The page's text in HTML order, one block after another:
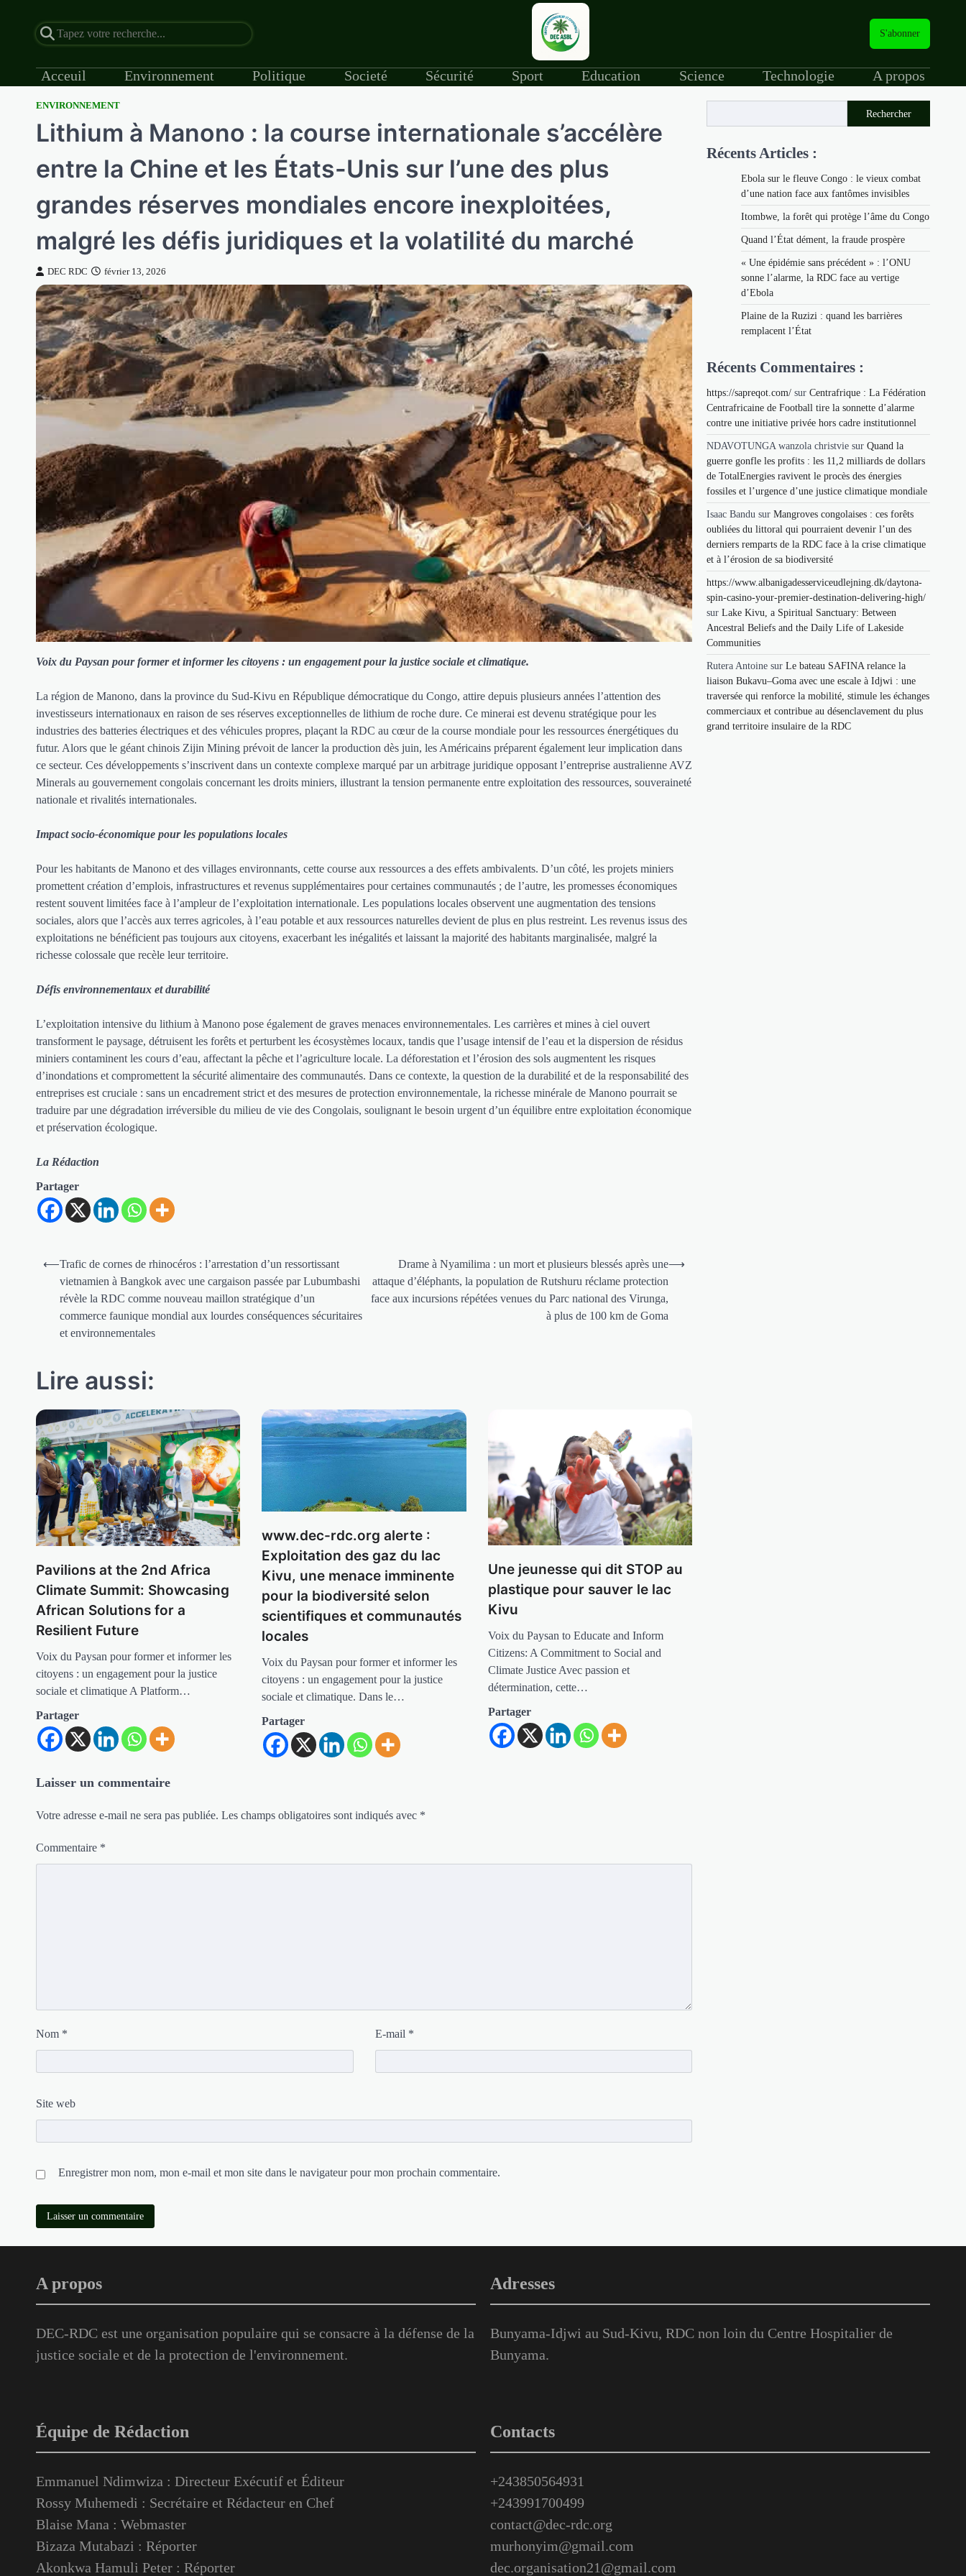
S'abonner
Acceuil Environnement Politique Societé Sécurité Sport Education Science Technologie A propos
ENVIRONNEMENT
Lithium à Manono : la course internationale s’accélère
entre la Chine et les États-Unis sur l’une des plus
grandes réserves mondiales encore inexploitées,
malgré les défis juridiques et la volatilité du marché
DEC RDC février 13, 2026
Voix du Paysan pour former et informer les citoyens : un engagement pour la justice sociale et climatique.
La région de Manono, dans la province du Sud-Kivu en République démocratique du Congo, attire depuis plusieurs années l’attention des
investisseurs internationaux en raison de ses réserves exceptionnelles de lithium de roche dure. Ce minerai est devenu stratégique pour les
industries des batteries électriques et des véhicules propres, plaçant la RDC au cœur de la course mondiale pour les ressources énergétiques du
futur. Alors que le géant chinois Zijin Mining prévoit de lancer la production dès juin, les Américains préparent également leur implication dans
ce secteur. Ces développements s’inscrivent dans un contexte complexe marqué par un arbitrage juridique opposant l’entreprise australienne AVZ
Minerals au gouvernement congolais concernant les droits miniers, illustrant la tension permanente entre exploitation des ressources, souveraineté
nationale et rivalités internationales.
Impact socio-économique pour les populations locales
Pour les habitants de Manono et des villages environnants, cette course aux ressources a des effets ambivalents. D’un côté, les projets miniers
promettent création d’emplois, infrastructures et revenus supplémentaires pour certaines communautés ; de l’autre, les promesses économiques
restent souvent limitées face à l’ampleur de l’exploitation internationale. Les populations locales observent une augmentation des tensions
sociales, alors que l’accès aux terres agricoles, à l’eau potable et aux ressources naturelles devient de plus en plus restreint. Les revenus issus des
exploitations ne bénéficient pas toujours aux citoyens, exacerbant les inégalités et laissant la majorité des habitants marginalisée, malgré la
richesse colossale que recèle leur territoire.
Défis environnementaux et durabilité
L’exploitation intensive du lithium à Manono pose également de graves menaces environnementales. Les carrières et mines à ciel ouvert
transforment le paysage, détruisent les forêts et perturbent les écosystèmes locaux, tandis que l’usage intensif de l’eau et la dispersion de résidus
miniers contaminent les cours d’eau, affectant la pêche et l’agriculture locale. La déforestation et l’érosion des sols augmentent les risques
d’inondations et compromettent la sécurité alimentaire des communautés. Dans ce contexte, la question de la durabilité et de la responsabilité des
entreprises est cruciale : sans un encadrement strict et des mesures de protection environnementale, la richesse minérale de Manono pourrait se
traduire par une dégradation irréversible du milieu de vie des Congolais, soulignant le besoin urgent d’un équilibre entre exploitation économique
et préservation écologique.
La Rédaction
Partager
Navigation
l’article
⟵Trafic de cornes de rhinocéros : l’arrestation d’un ressortissant
vietnamien à Bangkok avec une cargaison passée par Lubumbashi
révèle la RDC comme nouveau maillon stratégique d’un
commerce faunique mondial aux lourdes conséquences sécuritaires
et environnementales
Drame à Nyamilima : un mort et plusieurs blessés après une
attaque d’éléphants, la population de Rutshuru réclame protection
face aux incursions répétées venues du Parc national des Virunga,
à plus de 100 km de Goma
⟶
Lire aussi:
Pavilions at the 2nd Africa
Climate Summit: Showcasing
African Solutions for a
Resilient Future
Voix du Paysan pour former et informer les
citoyens : un engagement pour la justice
sociale et climatique A Platform…
Partager
www.dec-rdc.org alerte :
Exploitation des gaz du lac
Kivu, une menace imminente
pour la biodiversité selon
scientifiques et communautés
locales
Voix du Paysan pour former et informer les
citoyens : un engagement pour la justice
sociale et climatique. Dans le…
Partager
Une jeunesse qui dit STOP au
plastique pour sauver le lac
Kivu
Voix du Paysan to Educate and Inform
Citizens: A Commitment to Social and
Climate Justice Avec passion et
détermination, cette…
Partager
Laisser un commentaire
Votre adresse e-mail ne sera pas publiée. Les champs obligatoires sont indiqués avec *
Commentaire *
Nom * E-mail *
Site web
Enregistrer mon nom, mon e-mail et mon site dans le navigateur pour mon prochain commentaire.
Rechercher
Récents Articles :
Ebola sur le fleuve Congo : le vieux combat
d’une nation face aux fantômes invisibles
Itombwe, la forêt qui protège l’âme du Congo
Quand l’État dément, la fraude prospère
« Une épidémie sans précédent » : l’ONU
sonne l’alarme, la RDC face au vertige
d’Ebola
Plaine de la Ruzizi : quand les barrières
remplacent l’État
Récents Commentaires :
https://sapreqot.com/ sur Centrafrique : La Fédération
Centrafricaine de Football tire la sonnette d’alarme
contre une initiative privée hors cadre institutionnel
NDAVOTUNGA wanzola christvie sur Quand la
guerre gonfle les profits : les 11,2 milliards de dollars
de TotalEnergies ravivent le procès des énergies
fossiles et l’urgence d’une justice climatique mondiale
Isaac Bandu sur Mangroves congolaises : ces forêts
oubliées du littoral qui pourraient devenir l’un des
derniers remparts de la RDC face à la crise climatique
et à l’érosion de sa biodiversité
https://www.albanigadesserviceudlejning.dk/daytona-
spin-casino-your-premier-destination-delivering-high/
sur Lake Kivu, a Spiritual Sanctuary: Between
Ancestral Beliefs and the Daily Life of Lakeside
Communities
Rutera Antoine sur Le bateau SAFINA relance la
liaison Bukavu–Goma avec une escale à Idjwi : une
traversée qui renforce la mobilité, stimule les échanges
commerciaux et contribue au désenclavement du plus
grand territoire insulaire de la RDC
A propos
DEC-RDC est une organisation populaire qui se consacre à la défense de la
justice sociale et de la protection de l'environnement.
Adresses
Bunyama-Idjwi au Sud-Kivu, RDC non loin du Centre Hospitalier de
Bunyama.
Équipe de Rédaction
Emmanuel Ndimwiza : Directeur Exécutif et Éditeur
Rossy Muhemedi : Secrétaire et Rédacteur en Chef
Blaise Mana : Webmaster
Bizaza Mutabazi : Réporter
Akonkwa Hamuli Peter : Réporter
Contacts
+243850564931
+243991700499
contact@dec-rdc.org
murhonyim@gmail.com
dec.organisation21@gmail.com